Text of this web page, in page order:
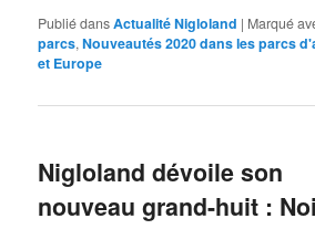
Publié dansActualité Nigloland | Marqué
parcs,Nouveautés 2020 dans les parcs
et Europe
Nigloland dévoile son
nouveau grand-huit :